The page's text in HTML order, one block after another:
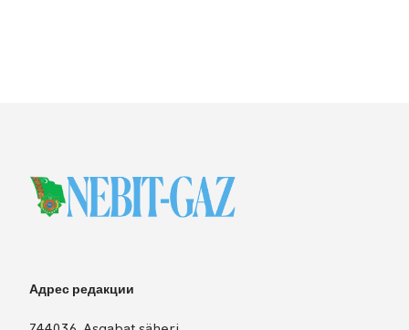
Адрес редакции